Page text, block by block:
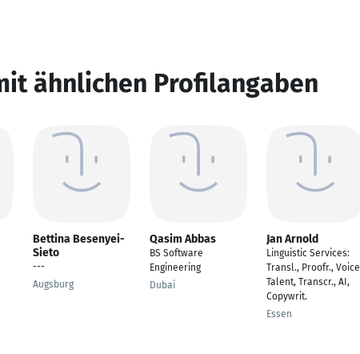
ähnlichen Profilangaben
Bettina Besenyei-
Sieto
---
Augsburg
Qasim Abbas
BS Software
Engineering
Dubai
Jan Arnold
Linguistic Services:
Transl., Proofr., Voice
Talent, Transcr., AI,
Copywrit.
Essen